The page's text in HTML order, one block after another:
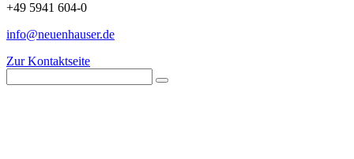
+49 5941 604-0
info@neuenhauser.de
Zur Kontaktseite